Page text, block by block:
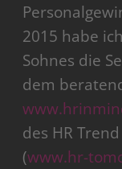
2015 habe
Sohnes die
dem
des HR
(www.hr-